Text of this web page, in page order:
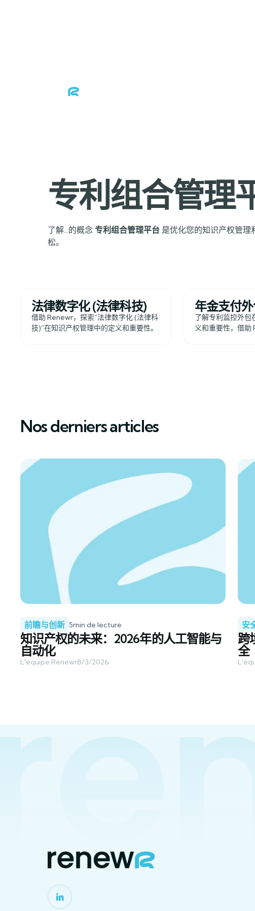
专利组合管理
了解...的概念 专利组合管理平台 是优化您的知识产权管
松。
法律数字化 (法律科技)
借助 Renewr，探索“法律数字化 (法律科
技)”在知识产权管理中的定义和重要性。
年金支付
了解专利监控外包
义和重要性，借助
Nos derniers articles
前瞻与创新 5min de lecture
知识产权的未来：2026年的人工智能与
自动化
L'équipe Renewr8/3/2026
安
跨
全